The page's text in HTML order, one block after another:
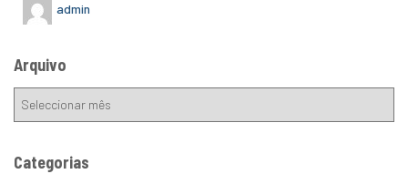
admin
Arquivo
Categorias